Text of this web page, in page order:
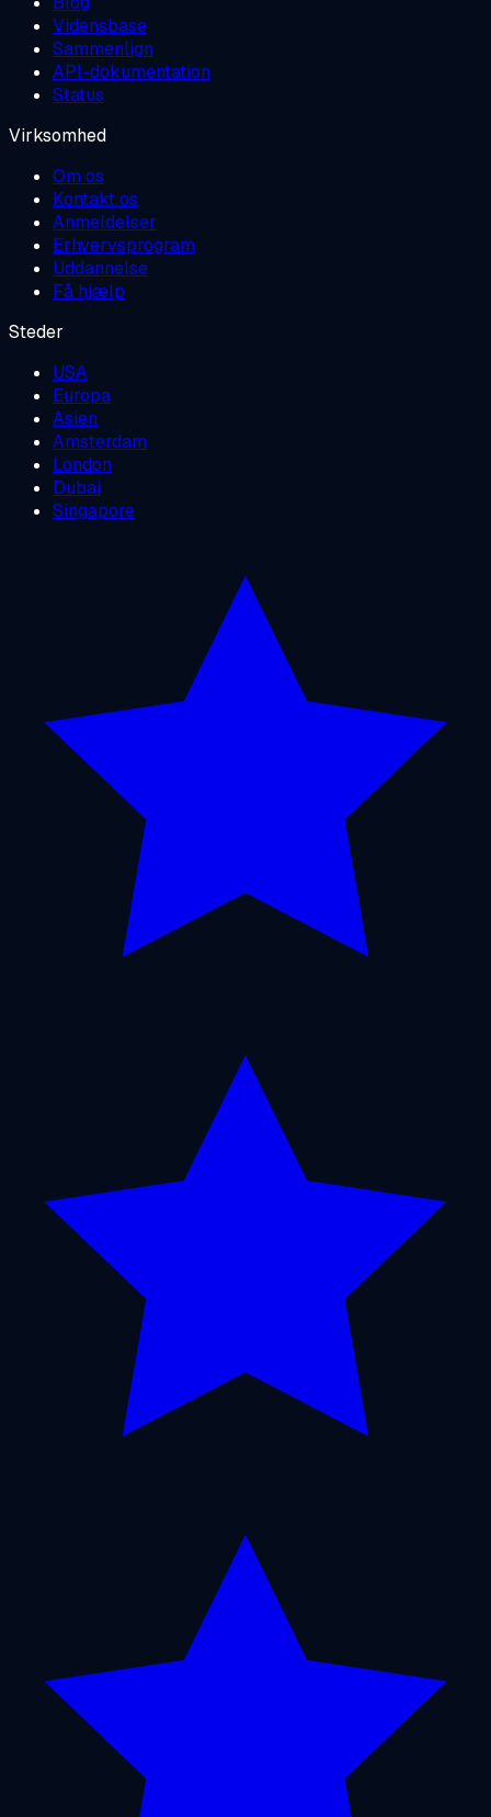
Vidensbase
Sammenlign
API-dokumentation
Status
Virksomhed
Om os
Kontakt os
Anmeldelser
Erhvervsprogram
Uddannelse
Få hjælp
Steder
USA
Europa
Asien
Amsterdam
London
Dubai
Singapore